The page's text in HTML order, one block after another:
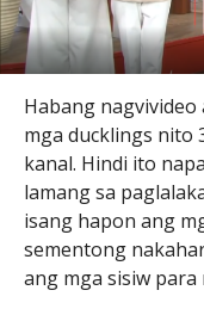
Habang
mga ducklings nito
kanal. Hindi ito
lamang sa
isang hapon ang
sementong
ang mga sisiw